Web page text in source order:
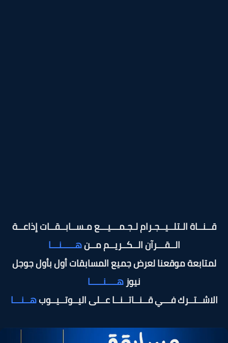
قــنــاة الـتلــيــجـرام لـجـمـــيـــع مـســابــقــات إذاعــة
الــقـــرآن الــكــريــم مــنهـــــنـــا
لمتابعة موقعنا لعرض جميع المسابقات أول بأول جوجل
نيوزهــــنـــــا
الاشــتــرك فـــي قــنــاتــنــا عــلى اليــوتــيــوبهــنـــا